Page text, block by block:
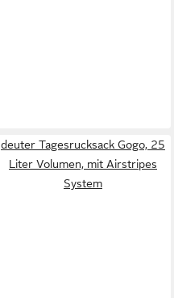
deuter Tagesrucksack Gogo, 25
Liter Volumen, mit Airstripes
System